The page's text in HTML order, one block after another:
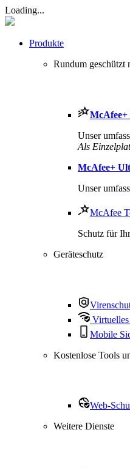
Loading...
Produkte
Rundum geschützt
McAfee+
Unser
Als
McAfee+
Unser
McAfee
Schutz für
Geräteschutz
Mobile
Kostenlose Tools
Web-
Weitere Dienste